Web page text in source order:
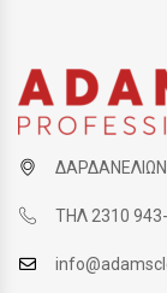
ΤΗΛ 2310